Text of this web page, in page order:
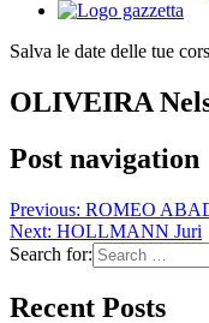
Salva le date delle tue
OLIVEIRA
Post navigation
Previous: ROMEO
Next: HOLLMANN Juri
Search for:
Recent Posts